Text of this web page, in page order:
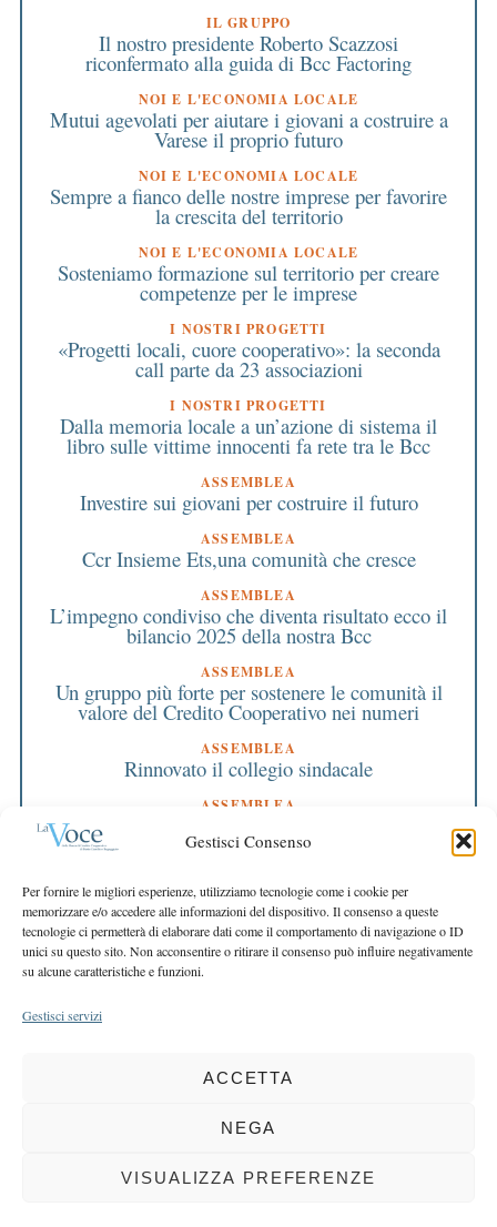
Gestisci Consenso
Per fornire le migliori esperienze, utilizziamo tecnologie come i cookie per
memorizzare e/o accedere alle informazioni del dispositivo. Il consenso a queste
tecnologie ci permetterà di elaborare dati come il comportamento di navigazione o ID
unici su questo sito. Non acconsentire o ritirare il consenso può influire negativamente
su alcune caratteristiche e funzioni.
Gestisci servizi
ACCETTA
NEGA
VISUALIZZA PREFERENZE
IL GRUPPO
Il nostro presidente Roberto Scazzosi
riconfermato alla guida di Bcc Factoring
NOI E L'ECONOMIA LOCALE
Mutui agevolati per aiutare i giovani a costruire a
Varese il proprio futuro
NOI E L'ECONOMIA LOCALE
Sempre a fianco delle nostre imprese per favorire
la crescita del territorio
NOI E L'ECONOMIA LOCALE
Sosteniamo formazione sul territorio per creare
competenze per le imprese
I NOSTRI PROGETTI
«Progetti locali, cuore cooperativo»: la seconda
call parte da 23 associazioni
I NOSTRI PROGETTI
Dalla memoria locale a un’azione di sistema il
libro sulle vittime innocenti fa rete tra le Bcc
ASSEMBLEA
Investire sui giovani per costruire il futuro
ASSEMBLEA
Ccr Insieme Ets,una comunità che cresce
ASSEMBLEA
L’impegno condiviso che diventa risultato ecco il
bilancio 2025 della nostra Bcc
ASSEMBLEA
Un gruppo più forte per sostenere le comunità il
valore del Credito Cooperativo nei numeri
ASSEMBLEA
Rinnovato il collegio sindacale
ASSEMBLEA
Bilancio approvato all’unanimità e 2 milioni
destinati al territorio
EDITORIALE DIRETTORE
Crescere restando riconoscibili
EDITORIALE PRESIDENTE
Costruire futuro insieme
COPYRIGHT 2025 LA VOCE |PRIVACY
BCC DI BUSTO GAROLFO E BUGUGGIATE